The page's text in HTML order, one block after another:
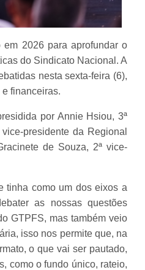
2026 para aprofundar o
do Sindicato Nacional. A
nesta sexta-feira (6),
financeiras.
por Annie Hsiou, 3ª
presidente da Regional
de Souza, 2ª vice-
tinha como um dos eixos a
as nossas questões
GTPFS, mas também veio
isso nos permite que, na
o que vai ser pautado,
como o fundo único, rateio,